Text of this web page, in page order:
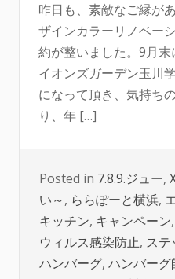
昨日も、素敵なご縁が
ザインカラーリノベー
約が整いました。9月
イオンズガーデン玉川
になって頂き、気持ち
り、年 […]
Posted in 7.8.9.ジュー,
い～, ららぽーと横浜,
キッチン, キャンペーン,
ウィルス感染防止, ステ
ハンバーグ, ハンバーグ